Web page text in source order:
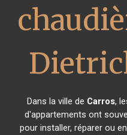
Dans la ville de Carros,
d'appartements ont
pour installer, réparer ou